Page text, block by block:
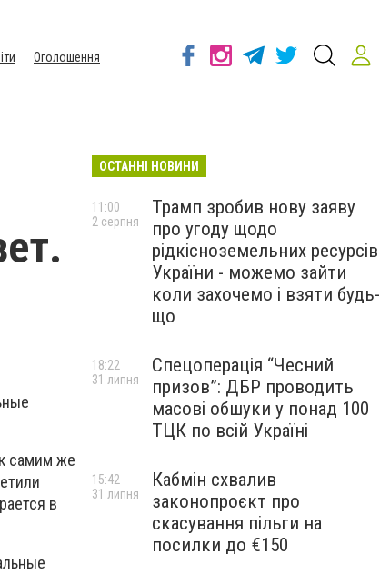
Оголошення
самим же
в
ОСТАННІ НОВИНИ
Трамп зробив нову заяву
про угоду щодо
рідкісноземельних ресурсів
України - можемо зайти
коли захочемо і взяти будь-
що
11:00
2 серпня
Спецоперація “Чесний
призов”: ДБР проводить
масові обшуки у понад 100
ТЦК по всій Україні
18:22
31 липня
Кабмін схвалив
законопроєкт про
скасування пільги на
посилки до €150
15:42
31 липня